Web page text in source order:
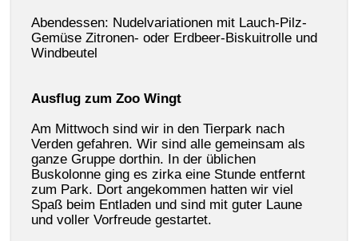
Abendessen: Nudelvariationen mit Lauch-Pilz-
Gemüse Zitronen- oder Erdbeer-Biskuitrolle und
Windbeutel
Ausflug zum Zoo Wingt
Am Mittwoch sind wir in den Tierpark nach
Verden gefahren. Wir sind alle gemeinsam als
ganze Gruppe dorthin. In der üblichen
Buskolonne ging es zirka eine Stunde entfernt
zum Park. Dort angekommen hatten wir viel
Spaß beim Entladen und sind mit guter Laune
und voller Vorfreude gestartet.